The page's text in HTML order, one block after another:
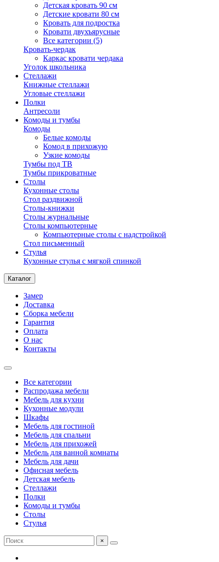
Детская кровать 90 см
Детские кровати 80 см
Кровать для подростка
Кровати двухъярусные
Все категории (5)
Кровать-чердак
Каркас кровати чердака
Уголок школьника
Стеллажи
Книжные стеллажи
Угловые стеллажи
Полки
Антресоли
Комоды и тумбы
Комоды
Белые комоды
Комод в прихожую
Узкие комоды
Тумбы под ТВ
Тумбы прикроватные
Столы
Кухонные столы
Стол раздвижной
Столы-книжки
Столы журнальные
Столы компьютерные
Компьютерные столы с надстройкой
Стол письменный
Стулья
Кухонные стулья с мягкой спинкой
Каталог
Замер
Доставка
Сборка мебели
Гарантия
Оплата
О нас
Контакты
Все категории
Распродажа мебели
Мебель для кухни
Кухонные модули
Шкафы
Мебель для гостиной
Мебель для спальни
Мебель для прихожей
Мебель для ванной комнаты
Мебель для дачи
Офисная мебель
Детская мебель
Стеллажи
Полки
Комоды и тумбы
Столы
Стулья
×